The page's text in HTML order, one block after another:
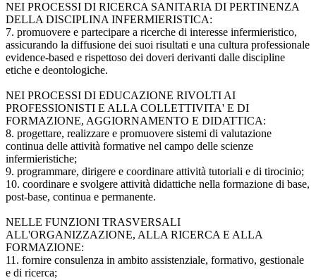
NEI PROCESSI DI RICERCA SANITARIA DI PERTINENZA
DELLA DISCIPLINA INFERMIERISTICA:
7. promuovere e partecipare a ricerche di interesse infermieristico,
assicurando la diffusione dei suoi risultati e una cultura professionale
evidence-based e rispettoso dei doveri derivanti dalle discipline
etiche e deontologiche.
NEI PROCESSI DI EDUCAZIONE RIVOLTI AI
PROFESSIONISTI E ALLA COLLETTIVITA' E DI
FORMAZIONE, AGGIORNAMENTO E DIDATTICA:
8. progettare, realizzare e promuovere sistemi di valutazione
continua delle attività formative nel campo delle scienze
infermieristiche;
9. programmare, dirigere e coordinare attività tutoriali e di tirocinio;
10. coordinare e svolgere attività didattiche nella formazione di base,
post-base, continua e permanente.
NELLE FUNZIONI TRASVERSALI
ALL'ORGANIZZAZIONE, ALLA RICERCA E ALLA
FORMAZIONE:
11. fornire consulenza in ambito assistenziale, formativo, gestionale
e di ricerca;